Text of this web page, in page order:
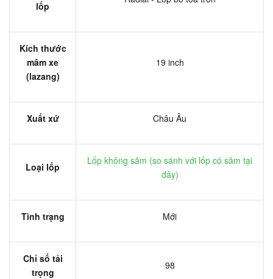
lốp
Kích thước
mâm xe
(lazang)
19 inch
Xuất xứ Châu Âu
Loại lốp
Lốp không săm (so sánh với lốp có săm tại
đây)
Tình trạng Mới
Chỉ số tải
trọng
98